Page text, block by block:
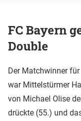
FC Bayern
Double
Der Matchwinner
war Mittelstürmer
von Michael Olise
drückte (55.) und